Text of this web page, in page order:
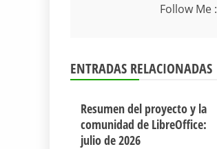
Follow Me :
ENTRADAS RELACIONADAS
Resumen del proyecto y la
comunidad de LibreOffice:
julio de 2026